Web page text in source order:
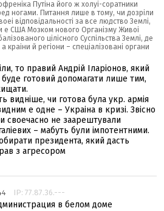
Путiна його ж холуi-соратники
ногами. Питання лише в тому, чи дозрiли
вiдповiдальностi за все людство Землi,
е США Мозком нового Органiзму Живоi
цiлiсного Суспiльства Землi, де
краiни й регiони – спецiалiзованi органи
то правий Андрiй Iларiонов, який
готовий допомагати лише тим,
виднiше, чи готова була укр. армiя
е одне – Украiна в кризi. Звiсно
своечасно не заарештували
– мабуть були iмпотентними.
президента, який дасть
з агресором
IP: 77.87.36.---
в белом доме